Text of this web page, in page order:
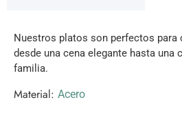
Nuestros platos son perfectos para
desde una cena elegante hasta una
familia.
Material: Acero